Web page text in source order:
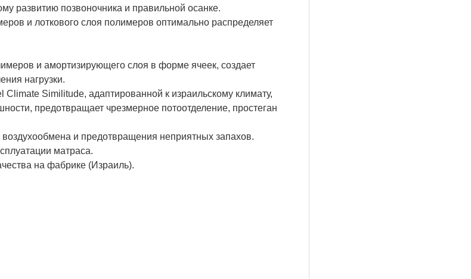
развитию позвоночника и правильной осанке.
и лоткового слоя полимеров оптимально распределяет
и амортизирующего слоя в форме ячеек, создает
нагрузки.
Similitude, адаптированной к израильскому климату,
предотвращает чрезмерное потоотделение, простеган
и предотвращения неприятных запахов.
матраса.
на фабрике (Израиль).